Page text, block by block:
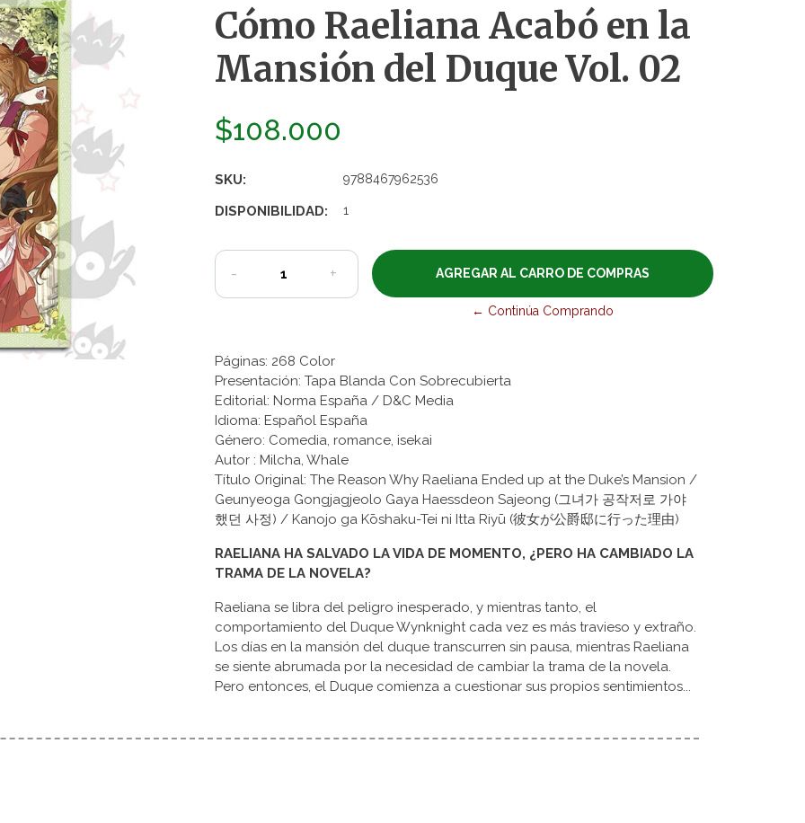
Cómo Raeliana Acabó en la
Mansión del Duque Vol. 02
$108.000
SKU: 9788467962536
DISPONIBILIDAD: 1
- +
← Continúa Comprando
Páginas: 268 Color
Presentación: Tapa Blanda Con Sobrecubierta
Editorial: Norma España / D&C Media
Idioma: Español España
Género: Comedia, romance, isekai
Autor : Milcha, Whale
Título Original: The Reason Why Raeliana Ended up at the Duke’s Mansion /
Geunyeoga Gongjagjeolo Gaya Haessdeon Sajeong (그녀가 공작저로 가야
했던 사정) / Kanojo ga Kōshaku-Tei ni Itta Riyū (彼女が公爵邸に行った理由)
RAELIANA HA SALVADO LA VIDA DE MOMENTO, ¿PERO HA CAMBIADO LA
TRAMA DE LA NOVELA?
Raeliana se libra del peligro inesperado, y mientras tanto, el
comportamiento del Duque Wynknight cada vez es más travieso y extraño.
Los días en la mansión del duque transcurren sin pausa, mientras Raeliana
se siente abrumada por la necesidad de cambiar la trama de la novela.
Pero entonces, el Duque comienza a cuestionar sus propios sentimientos...